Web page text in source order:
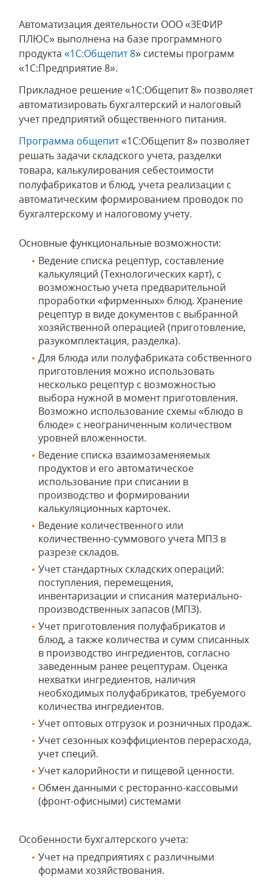
Автоматизация деятельности ООО «ЗЕФИР
ПЛЮС» выполнена на базе программного
продукта «1C:Общепит 8» системы программ
«1С:Предприятие 8».
Прикладное решение «1C:Общепит 8» позволяет
автоматизировать бухгалтерский и налоговый
учет предприятий общественного питания.
Программа общепит«1C:Общепит 8» позволяет
решать задачи складского учета, разделки
товара, калькулирования себестоимости
полуфабрикатов и блюд, учета реализации с
автоматическим формированием проводок по
бухгалтерскому и налоговому учету.
Основные функциональные возможности:
Ведение списка рецептур, составление
калькуляций (Технологических карт), с
возможностью учета предварительной
проработки «фирменных» блюд. Хранение
рецептур в виде документов с выбранной
хозяйственной операцией (приготовление,
разукомплектация, разделка).
Для блюда или полуфабриката собственного
приготовления можно использовать
несколько рецептур с возможностью
выбора нужной в момент приготовления.
Возможно использование схемы «блюдо в
блюде» с неограниченным количеством
уровней вложенности.
Ведение списка взаимозаменяемых
продуктов и его автоматическое
использование при списании в
производство и формировании
калькуляционных карточек.
Ведение количественного или
количественно-суммового учета МПЗ в
разрезе складов.
Учет стандартных складских операций:
поступления, перемещения,
инвентаризации и списания материально-
производственных запасов (МПЗ).
Учет приготовления полуфабрикатов и
блюд, а также количества и сумм списанных
в производство ингредиентов, согласно
заведенным ранее рецептурам. Оценка
нехватки ингредиентов, наличия
необходимых полуфабрикатов, требуемого
количества ингредиентов.
Учет оптовых отгрузок и розничных продаж.
Учет сезонных коэффициентов перерасхода,
учет специй.
Учет калорийности и пищевой ценности.
Обмен данными с ресторанно-кассовыми
(фронт-офисными) системами
Особенности бухгалтерского учета:
Учет на предприятиях с различными
формами хозяйствования.